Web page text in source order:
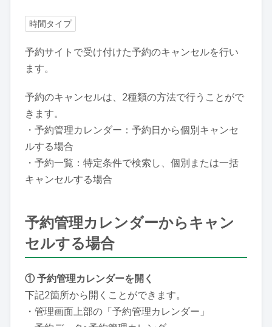
時間タイプ
予約サイトで受け付けた予約のキャンセルを行い
ます。
予約のキャンセルは、2種類の方法で行うことがで
きます。
・予約管理カレンダー：予約日から個別キャンセ
ルする場合
・予約一覧：特定条件で検索し、個別または一括
キャンセルする場合
予約管理カレンダーからキャン
セルする場合
① 予約管理カレンダーを開く
下記2箇所から開くことができます。
・管理画面上部の「予約管理カレンダー」